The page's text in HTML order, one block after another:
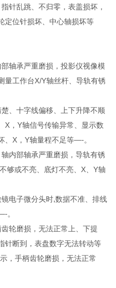
针乱跳、不归零，表盖损坏，
定位针损坏、中心轴损坏等
轴承严重磨损，投影仪视像模
量工作台X/Y轴丝杆、导轨有锈
、十字线偏移、上下升降不顺
X，Y轴信号传输异常、显示数
、X，Y轴量程不足等—-。
内部轴承严重磨损，导轨有锈
够或不亮、底灯不亮、X、Y轴
电子微分头时,数据不准、排线
。
轮磨损，无法正常上、下提
针断到，表盘数字无法转动等
，手柄齿轮磨损，无法正常